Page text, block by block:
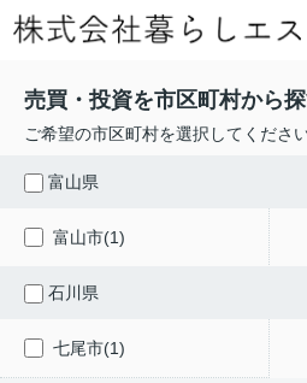
売買・投資を市区町村から
ご希望の市区町村を選択してくださ
富山県
富山市(1)
石川県
七尾市(1)